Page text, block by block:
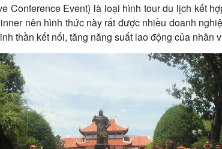
Conference Event) là loại hình tour du lịch kết
nên hình thức này rất được nhiều doanh
thần kết nối, tăng năng suất lao động của nhân